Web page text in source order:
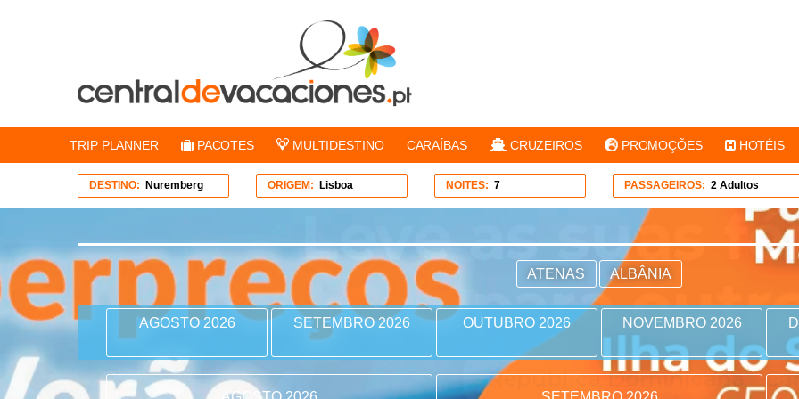
TRIP PLANNER PACOTES MULTIDESTINO CARAÍBAS CRUZEIROS PROMOÇÕES HOTÉIS
DESTINO: Nuremberg ORIGEM: Lisboa NOITES: 7 PASSAGEIROS: 2 Adultos
ATENAS ALBÂNIA
AGOSTO 2026 SETEMBRO 2026 OUTUBRO 2026 NOVEMBRO 2026